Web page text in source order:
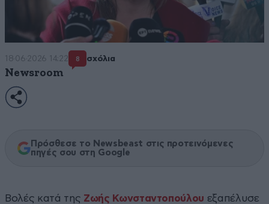
18·06·2026 14:22 8 σχόλια
Newsroom
Πρόσθεσε το Newsbeast στις προτεινόμενες
πηγές σου στη Google
Βολές κατά της Ζωής Κωνσταντοπούλου εξαπέλυσε